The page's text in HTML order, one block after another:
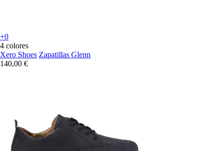
+0
4 colores
Xero Shoes Zapatillas Glenn
140,00 €